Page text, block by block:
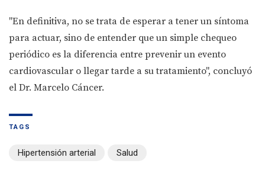
"En definitiva, no se trata de esperar a tener un síntoma
para actuar, sino de entender que un simple chequeo
periódico es la diferencia entre prevenir un evento
cardiovascular o llegar tarde a su tratamiento", concluyó
el Dr. Marcelo Cáncer.
TAGS
Hipertensión arterial Salud